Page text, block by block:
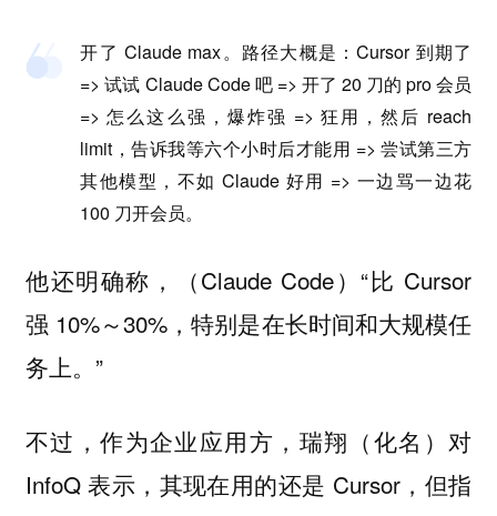
开了 Claude max。路径大概是：Cursor 到期了
=> 试试 Claude Code 吧 => 开了 20 刀的 pro 会员
=> 怎么这么强，爆炸强 => 狂用，然后 reach
limit，告诉我等六个小时后才能用 => 尝试第三方
其他模型，不如 Claude 好用 => 一边骂一边花
100 刀开会员。
他还明确称，（Claude Code）“比 Cursor
强 10%～30%，特别是在长时间和大规模任
务上。”
不过，作为企业应用方，瑞翔（化名）对
InfoQ 表示，其现在用的还是 Cursor，但指